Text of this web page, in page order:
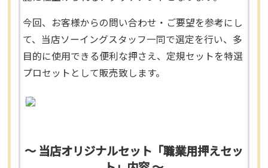
今回、お客様からの問い合わせ・ご要望を参考にし
て、当店ソーイングスタッフ一同で選定を行い、多
目的に使用できる便利な押さえ、定規セットを特選
プロセットとして販売致します。
～ 当店オリジナルセット「職業用押えセッ